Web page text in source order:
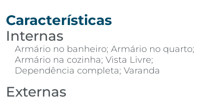
Características
Internas
Armário no banheiro; Armário no quarto;
Armário na cozinha; Vista Livre;
Dependência completa; Varanda
Externas